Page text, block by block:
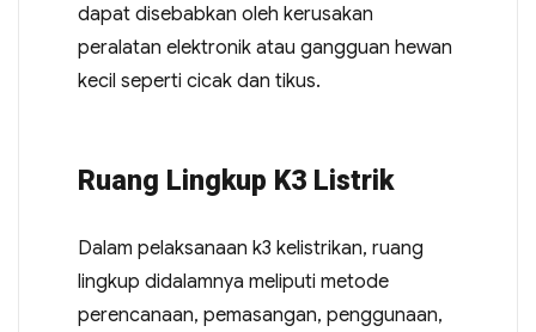
dapat disebabkan oleh kerusakan
peralatan elektronik atau gangguan hewan
kecil seperti cicak dan tikus.
Ruang Lingkup K3 Listrik
Dalam pelaksanaan k3 kelistrikan, ruang
lingkup didalamnya meliputi metode
perencanaan, pemasangan, penggunaan,